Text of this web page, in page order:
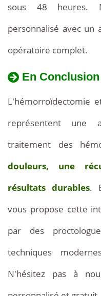
de
900
€
à
1
600
€.
L'hémorroidoplastie
au
laser
sous 48 heures.
personnalisé avec un
opératoire complet.
En Conclusion
L'hémorroïdectomie
représentent une
traitement des
douleurs, une
résultats durables.
vous propose cette
par des
techniques
N'hésitez pas à